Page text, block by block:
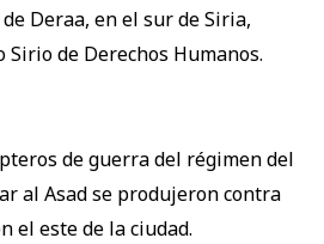
Deraa, en el sur de Siria,
de Derechos Humanos.
de guerra del régimen del
al Asad se produjeron contra
el este de la ciudad.